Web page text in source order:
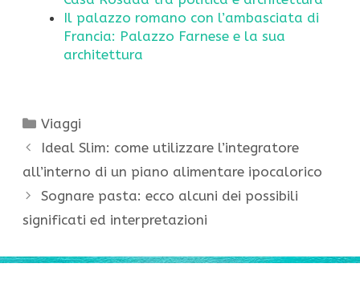
Il palazzo romano con l’ambasciata di
Francia: Palazzo Farnese e la sua
architettura
Categorie
Viaggi
Ideal Slim: come utilizzare l’integratore
all’interno di un piano alimentare ipocalorico
Sognare pasta: ecco alcuni dei possibili
significati ed interpretazioni